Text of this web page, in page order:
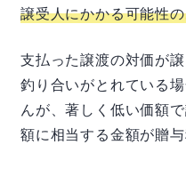
譲受人にかかる可能性
支払った譲渡の対価が
釣り合いがとれている
んが、著しく低い価額
額に相当する金額が贈